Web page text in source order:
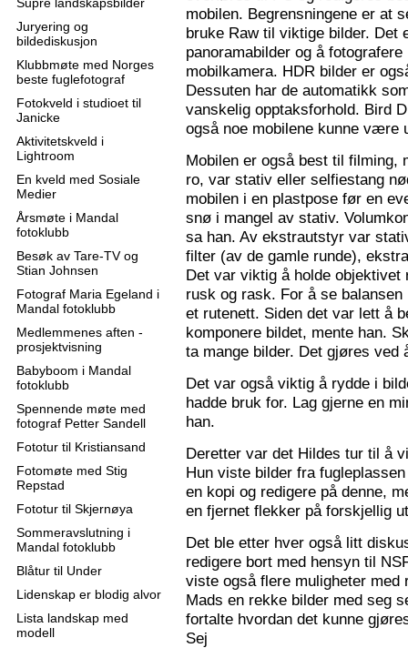
Juryering og
bildediskusjon
Klubbmøte med Norges
beste fuglefotograf
Fotokveld i studioet til
Janicke
Aktivitetskveld i
Lightroom
En kveld med Sosiale
Medier
Årsmøte i Mandal
fotoklubb
Besøk av Tare-TV og
Stian Johnsen
Fotograf Maria Egeland i
Mandal fotoklubb
Medlemmenes aften -
prosjektvisning
Babyboom i Mandal
fotoklubb
Spennende møte med
fotograf Petter Sandell
Fototur til Kristiansand
Fotomøte med Stig
Repstad
Fototur til Skjernøya
Sommeravslutning i
Mandal fotoklubb
Blåtur til Under
Lidenskap er blodig alvor
Lista landskap med
modell
mobilen. Begrensningene er at
bruke Raw til viktige bilder. Det
panoramabilder og å
mobilkamera. HDR bilder er
Dessuten har de automatikk
vanskelig opptaksforhold. Bird
også noe mobilene kunne være
Mobilen er også best til filming,
ro, var stativ eller selfiestang
mobilen i en plastpose før en
snø i mangel av stativ.
sa han. Av ekstrautstyr var
filter (av de gamle runde),
Det var viktig å holde
rusk og rask. For å se
et rutenett. Siden det var lett å
komponere bildet, mente han.
ta mange bilder. Det gjøres ved
Det var også viktig å rydde i
hadde bruk for. Lag gjerne en
han.
Deretter var det Hildes tur til å
Hun viste bilder fra
en kopi og redigere på denne,
en fjernet flekker på forskjellig
Det ble etter hver også litt
redigere bort med hensyn til
viste også flere muligheter
Mads en rekke bilder med seg
fortalte hvordan det kunne
Sej